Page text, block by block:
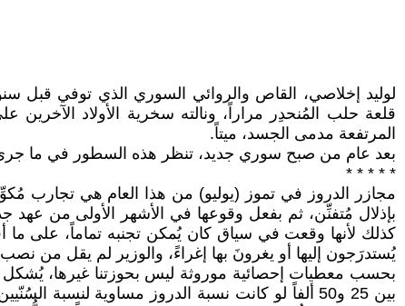
قلعة حلب المُنحدِر مراراً، ونالته سخرية الأولاد
المرتفعة مدمى الجسد، ميتاً.
بعد عام من صبح سوري جديد، تنظر هذه السطور في ما جرى
* * * * *
مجازر الدروز في تموز (يوليو) من هذا العام هي تجارب
بإذلال مُتفنِّن، ثم بفعل وقوعها في الأشهر الأولى من
كذلك لأنها وقعت في سياق كان يُمكن تجنبه تماماً، على ما
يُستدرَجون إليها أو يغرونَ بها إغراءً، والوزير لم يقل من